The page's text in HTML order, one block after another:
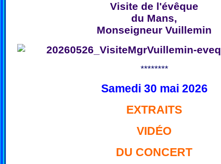
Visite de l'évêque
du Mans,
Monseigneur Vuillemin
********
Samedi 30 mai 2026
EXTRAITS
VIDÉO
DU CONCERT